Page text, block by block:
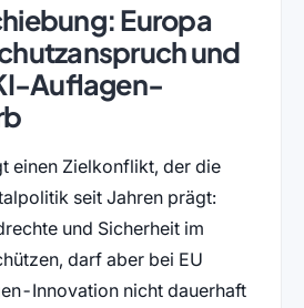
Europa
und
Auflagen-
einen Zielkonflikt, der die
seit Jahren prägt:
und Sicherheit im
darf aber bei EU
Innovation nicht dauerhaft